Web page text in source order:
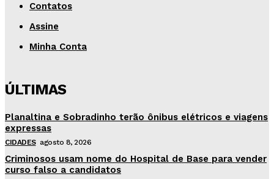
Contatos
Assine
Minha Conta
ÚLTIMAS
Planaltina e Sobradinho terão ônibus elétricos e viagens
expressas
CIDADES agosto 8, 2026
Criminosos usam nome do Hospital de Base para vender
curso falso a candidatos